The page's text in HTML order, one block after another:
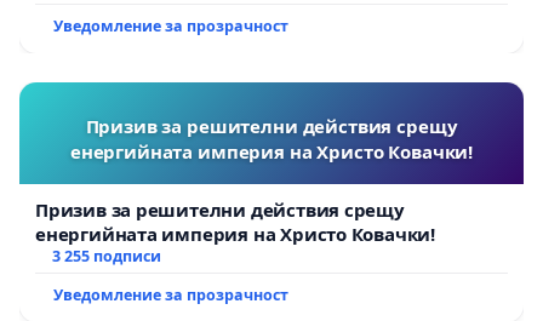
Уведомление за прозрачност
Призив за решителни действия срещу
енергийната империя на Христо Ковачки!
Призив за решителни действия срещу
енергийната империя на Христо Ковачки!
3 255 подписи
Уведомление за прозрачност